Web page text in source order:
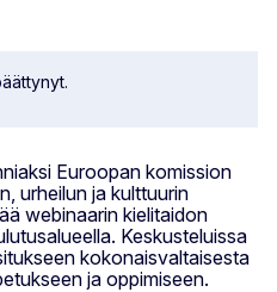
Euroopan komission
urheilun ja kulttuurin
webinaarin kielitaidon
Keskusteluissa
kokonaisvaltaisesta
ja oppimiseen.